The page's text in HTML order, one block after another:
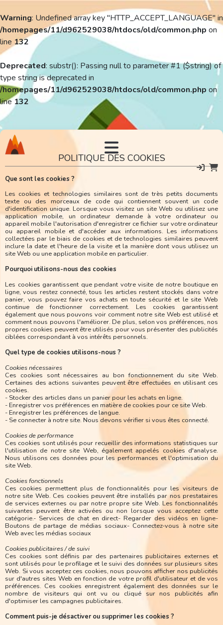
Warning: Undefined array key "HTTP_ACCEPT_LANGUAGE" in
/homepages/11/d962529038/htdocs/old/common.php on
line 132
Deprecated: substr(): Passing null to parameter #1 ($string) of
type string is deprecated in
/homepages/11/d962529038/htdocs/old/common.php on
line132
POLITIQUE DES COOKIES
Que sont les cookies ?
Les cookies et technologies similaires sont de très petits documents
texte ou des morceaux de code qui contiennent souvent un code
d'identification unique. Lorsque vous visitez un site Web ou utilisez une
application mobile, un ordinateur demande à votre ordinateur ou
appareil mobile l'autorisation d'enregistrer ce fichier sur votre ordinateur
ou appareil mobile et d'accéder aux informations. Les informations
collectées par le biais de cookies et de technologies similaires peuvent
inclure la date et l'heure de la visite et la manière dont vous utilisez un
site Web ou une application mobile en particulier.
Pourquoi utilisons-nous des cookies
Les cookies garantissent que pendant votre visite de notre boutique en
ligne, vous restez connecté, tous les articles restent stockés dans votre
panier, vous pouvez faire vos achats en toute sécurité et le site Web
continue de fonctionner correctement. Les cookies garantissent
également que nous pouvons voir comment notre site Web est utilisé et
comment nous pouvons l'améliorer. De plus, selon vos préférences, nos
propres cookies peuvent être utilisés pour vous présenter des publicités
ciblées correspondant à vos intérêts personnels.
Quel type de cookies utilisons-nous ?
Cookies nécessaires
Ces cookies sont nécessaires au bon fonctionnement du site Web.
Certaines des actions suivantes peuvent être effectuées en utilisant ces
cookies.
- Stocker des articles dans un panier pour les achats en ligne.
- Enregistrer vos préférences en matière de cookies pour ce site Web.
- Enregistrer les préférences de langue.
- Se connecter à notre site. Nous devons vérifier si vous êtes connecté.
Cookies de performance
Ces cookies sont utilisés pour recueillir des informations statistiques sur
l'utilisation de notre site Web, également appelés cookies d'analyse.
Nous utilisons ces données pour les performances et l'optimisation du
site Web.
Cookies fonctionnels
Ces cookies permettent plus de fonctionnalités pour les visiteurs de
notre site Web. Ces cookies peuvent être installés par nos prestataires
de services externes ou par notre propre site Web. Les fonctionnalités
suivantes peuvent être activées ou non lorsque vous acceptez cette
catégorie.- Services de chat en direct- Regarder des vidéos en ligne-
Boutons de partage de médias sociaux- Connectez-vous à notre site
Web avec les médias sociaux
Cookies publicitaires / de suivi
Ces cookies sont définis par des partenaires publicitaires externes et
sont utilisés pour le profilage et le suivi des données sur plusieurs sites
Web. Si vous acceptez ces cookies, nous pouvons afficher nos publicités
sur d'autres sites Web en fonction de votre profil d'utilisateur et de vos
préférences. Ces cookies enregistrent également des données sur le
nombre de visiteurs qui ont vu ou cliqué sur nos publicités afin
d'optimiser les campagnes publicitaires.
Comment puis-je désactiver ou supprimer les cookies ?